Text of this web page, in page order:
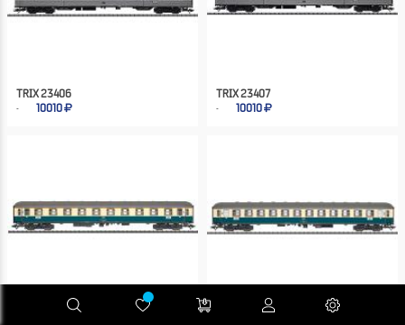
TRIX 23406
10010
TRIX 23407
10010
TRIX 23415
TRIX 23416